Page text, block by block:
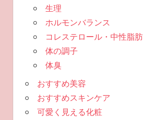
生理
ホルモンバランス
コレステロール・中性脂肪
体の調子
体臭
おすすめ美容
おすすめスキンケア
可愛く見える化粧